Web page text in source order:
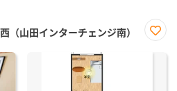
（山田インターチェンジ南）
に入